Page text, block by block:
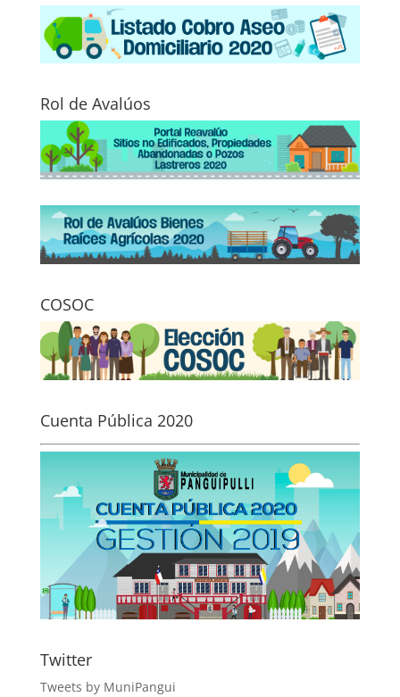
Rol de Avalúos
COSOC
Cuenta Pública 2020
Twitter
Tweets by MuniPangui